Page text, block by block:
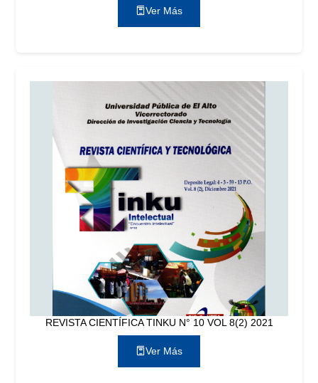
Ver Más
REVISTA CIENTÍFICA TINKU N° 10 VOL 8(2) 2021
Ver Más